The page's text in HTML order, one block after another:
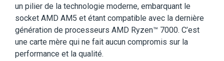
un pilier de la technologie moderne, embarquant le
socket AMD AM5 et étant compatible avec la dernière
génération de processeurs AMD Ryzen™ 7000. C’est
une carte mère qui ne fait aucun compromis sur la
performance et la qualité.